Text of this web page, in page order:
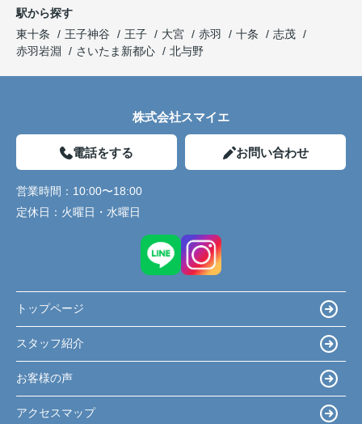
駅から探す
東十条
王子神谷 王子 大宮 赤羽 十条
志茂
赤羽岩淵
さいたま新都心 北与野
株式会社スマイエ
電話をする お問い合わせ
営業時間： 10:00〜18:00
定休日： 火曜日・水曜日
トップページ
スタッフ紹介
お客様の声
アクセスマップ